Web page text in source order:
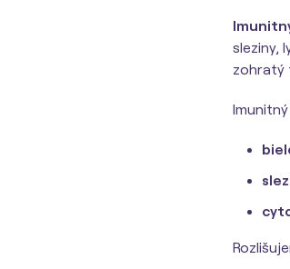
sleziny,
zohratý